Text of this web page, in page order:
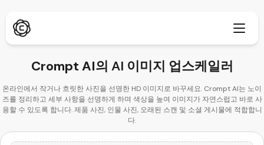
심층 연구 신규
ChatPDF
블로그
Crompt AI의 AI 이미지 업스케일러
온라인에서 작거나 흐릿한 사진을 선명한 HD 이미지로 바꾸세요. Crompt AI는 노이
즈를 정리하고 세부 사항을 선명하게 하며 색상을 높여 이미지가 자연스럽고 바로 사
용할 수 있도록 합니다. 제품 사진, 인물 사진, 오래된 스캔 및 소셜 게시물에 적합합니
다.